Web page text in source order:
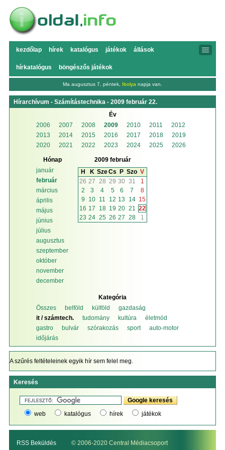
kezdőlap hírek katalógus játékok állások
hírkatalógus böngészős játékok
Ma augusztus 7, péntek, Ibolya napja van.
Hírarchívum - Számítástechnika - 2009 február 22.
Év
2006
2007 2008 2009 2010 2011
2012
2013
2014 2015 2016 2017 2018
2019
2020
2021 2022 2023 2024 2025 2026
Hónap
január
február
március
április
május
június
július
augusztus
szeptember
október
november
december
2009 február
H
K SzeCs P Szo V
26 27 28 29 30 31
1
2
3 4 5 6 7
8
9
10 11 12 13 14 15
16 17 18 19 20 21
22
23 24 25 26 27 28 1
Kategória
Összes
belföld külföld
gazdaság
it / számtech.
tudomány kultúra
életmód
gastro
bulvár szórakozás sport
auto-motor
időjárás
A szűrés feltételeinek egyik hír sem felel meg.
Keresés
web katalógus hírek játékok
RSS Beküldés © 2006-2020 Central Médiacsoport